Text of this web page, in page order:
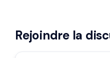
Rejoindre la